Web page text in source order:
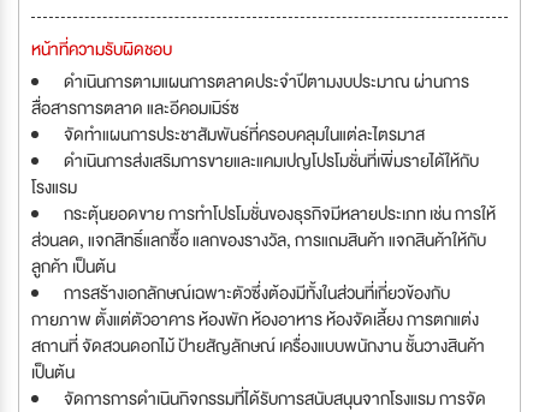
หน้าที่ความรับผิดชอบ
ดำเนินการตามแผนการตลาดประจำปีตามงบประมาณ ผ่านการ
สื่อสารการตลาด และอีคอมเมิร์ซ
จัดทำแผนการประชาสัมพันธ์ที่ครอบคลุมในแต่ละไตรมาส
ดำเนินการส่งเสริมการขายและแคมเปญโปรโมชั่นที่เพิ่มรายได้ให้กับ
โรงแรม
กระตุ้นยอดขาย การทำโปรโมชั่นของธุรกิจมีหลายประเภท เช่น การให้
ส่วนลด, แจกสิทธิ์แลกซื้อ แลกของรางวัล, การแถมสินค้า แจกสินค้าให้กับ
ลูกค้า เป็นต้น
การสร้างเอกลักษณ์เฉพาะตัวซึ่งต้องมีทั้งในส่วนที่เกี่ยวข้องกับ
กายภาพ ตั้งแต่ตัวอาคาร ห้องพัก ห้องอาหาร ห้องจัดเลี้ยง การตกแต่ง
สถานที่ จัดสวนดอกไม้ ป้ายสัญลักษณ์ เครื่องแบบพนักงาน ชั้นวางสินค้า
เป็นต้น
จัดการการดำเนินกิจกรรมที่ได้รับการสนับสนุนจากโรงแรม การจัด